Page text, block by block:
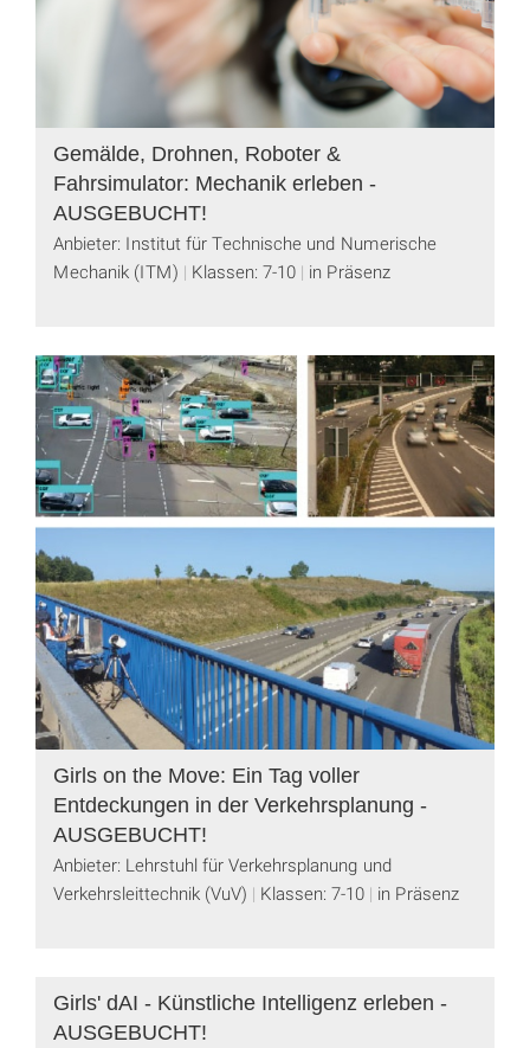
Gemälde, Drohnen, Roboter &
Fahrsimulator: Mechanik erleben -
AUSGEBUCHT!
Anbieter: Institut für Technische und Numerische
Mechanik (ITM)
Klassen: 7-10 in Präsenz
Girls on the Move: Ein Tag voller
Entdeckungen in der Verkehrsplanung -
AUSGEBUCHT!
Anbieter: Lehrstuhl für Verkehrsplanung und
Verkehrsleittechnik (VuV)
Klassen: 7-10 in Präsenz
Girls' dAI - Künstliche Intelligenz erleben -
AUSGEBUCHT!